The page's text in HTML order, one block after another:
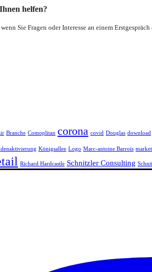
helfen?
Sie Fragen oder Interesse an einem
Branche Comoplitan corona covid Douglas download
Königsallee Logo Marc-antoine Barrois
Richard Hardcastle Schnitzler Consulting